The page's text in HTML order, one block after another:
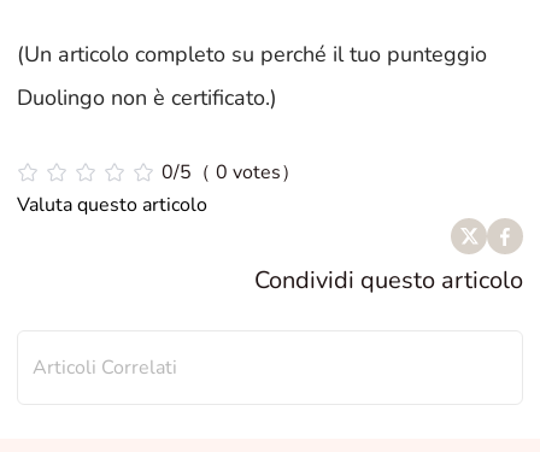
(Un articolo completo su perché il tuo punteggio
Duolingo non è certificato.)
0/5（ 0 votes）
Valuta questo articolo
Condividi questo articolo
Articoli Correlati